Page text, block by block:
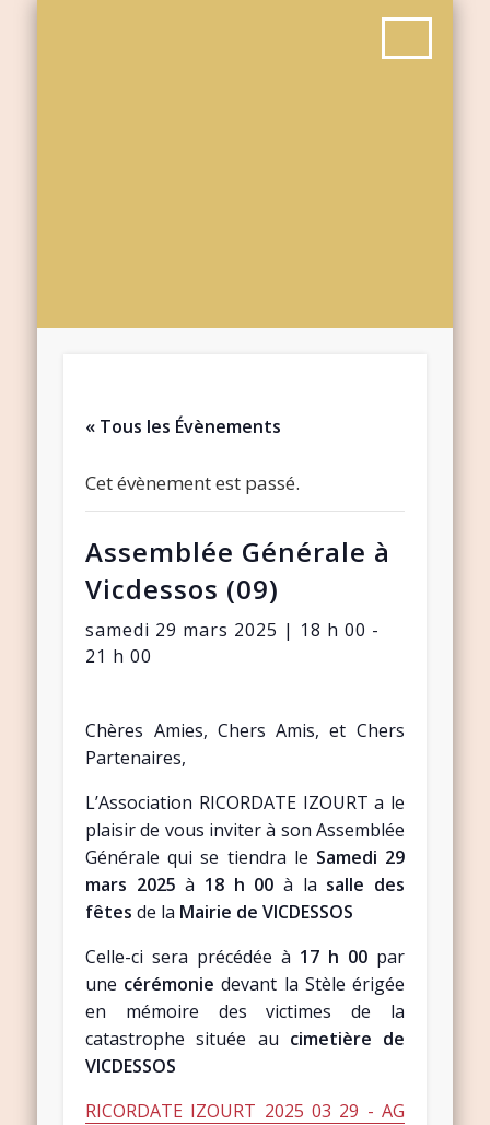
« Tous les Évènements
Cet évènement est passé.
Assemblée Générale à
Vicdessos (09)
samedi 29 mars 2025 | 18 h 00 -
21 h 00
Chères Amies, Chers Amis, et Chers
Partenaires,
L’Association RICORDATE IZOURT a le
plaisir de vous inviter à son Assemblée
Générale qui se tiendra le Samedi 29
mars 2025 à 18 h 00 à la salle des
fêtes de la Mairie de VICDESSOS
Celle-ci sera précédée à 17 h 00par
une cérémonie devant la Stèle érigée
en mémoire des victimes de la
catastrophe située au cimetière de
VICDESSOS
RICORDATE IZOURT 2025 03 29 - AG